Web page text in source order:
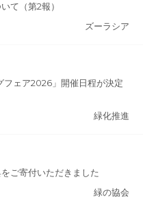
て（第2報）
ズーラシア
フェア2026」開催日程が決定
緑化推進
ご寄付いただきました
緑の協会